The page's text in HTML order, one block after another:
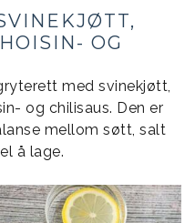
OG
med svinekjøtt,
og chilisaus. Den er
mellom søtt, salt
å lage.